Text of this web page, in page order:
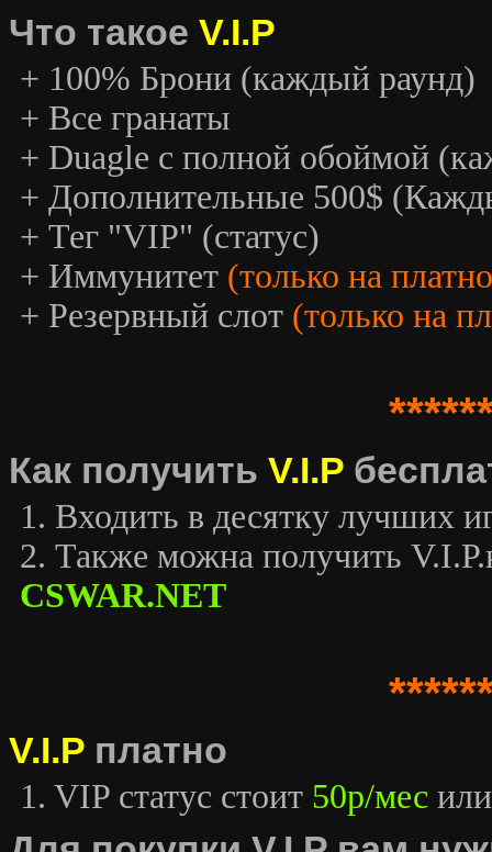
Что такое V.I.P
+ 100% Брони (каждый раунд)
+ Все гранаты
+ Duagle с полной обоймой
+ Дополнительные 500$
+ Тег "VIP" (статус)
+ Иммунитет (только на
+ Резервный слот (только на
Как получить V.I.P
1. Входить в десятку лучших
2. Также можна получить
CSWAR.NET
V.I.P платно
1. VIP статус стоит 50р/мес